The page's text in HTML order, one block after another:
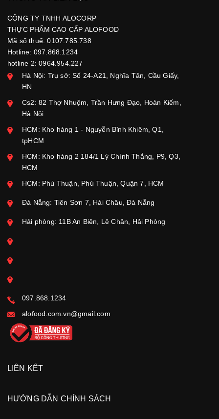
CÔNG TY TNHH ALOCORP
THỰC PHẨM CAO CẤP ALOFOOD
Mã số thuế: 0107.785.738
Hotline: 097.868.1234
hotline 2: 0964.954.227
Hà Nội: Trụ sở: Số 24-A21, Nghĩa Tân, Cầu Giấy,
HN
Cs2: 82 Thợ Nhuộm, Trần Hưng Đạo, Hoàn Kiếm,
Hà Nội
HCM: Kho hàng 1 - Nguyễn Bỉnh Khiêm, Q1,
tpHCM
HCM: Kho hàng 2 184/1 Lý Chính Thắng, P9, Q3,
HCM
HCM: Phú Thuận, Phú Thuận, Quận 7, HCM
Đà Nẵng: Tiên Sơn 7, Hải Châu, Đà Nẵng
Hải phòng: 11B An Biên, Lê Chân, Hải Phòng
097.868.1234
alofood.com.vn@gmail.com
LIÊN KẾT
HƯỚNG DẪN CHÍNH SÁCH